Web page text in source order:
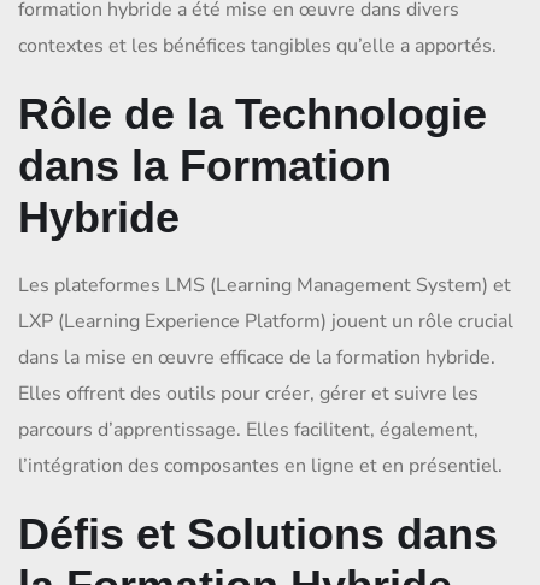
formation hybride a été mise en œuvre dans divers
contextes et les bénéfices tangibles qu’elle a apportés.
Rôle de la Technologie
dans la Formation
Hybride
Les plateformes LMS (Learning Management System) et
LXP (Learning Experience Platform) jouent un rôle crucial
dans la mise en œuvre efficace de la formation hybride.
Elles offrent des outils pour créer, gérer et suivre les
parcours d’apprentissage. Elles facilitent, également,
l’intégration des composantes en ligne et en présentiel.
Défis et Solutions dans